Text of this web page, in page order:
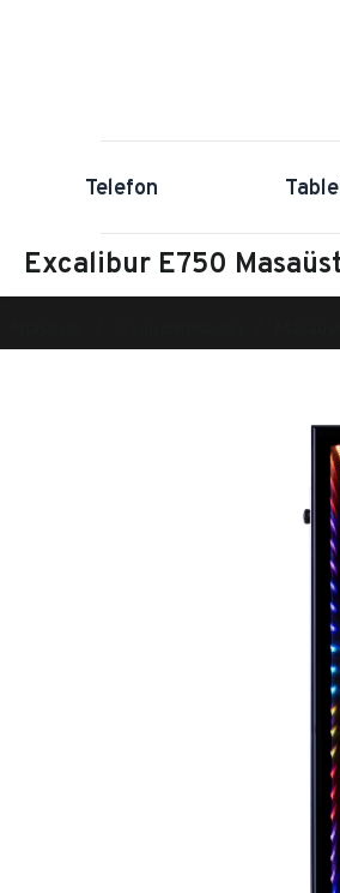
Telefon
Excalibur E750